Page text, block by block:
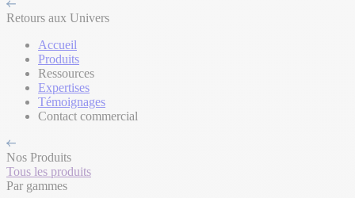
Retours aux Univers
Accueil
Produits
Ressources
Expertises
Témoignages
Contact commercial
Nos Produits
Tous les produits
Par gammes